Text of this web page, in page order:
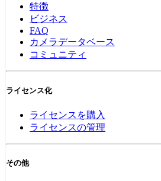
特徴
ビジネス
FAQ
カメラデータベース
コミュニティ
ライセンス化
ライセンスを購入
ライセンスの管理
その他